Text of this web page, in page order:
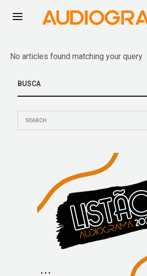
No articles found matching your query
BUSCA